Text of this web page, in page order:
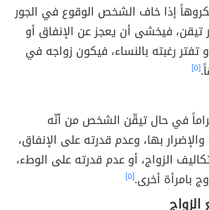
إذا خاف الشخص الوقوع في الجور
تيقن، فيخشى أن يعجز عن الإنفاق أو
رغبته بالنساء، فيكون زواجه في
[٥]
في حال تيقّن الشخص من أنّه
بها، وعدم قدرته على الإنفاق،
الزواج، أو عدم قدرته على الوطء،
بامرأة أخرى.[٥]